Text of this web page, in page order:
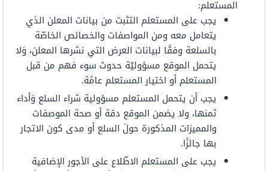
المستعلم:
يجب على المستعلم التثبت من بيانات المعلن الذي
يتعامل معه ومن المواصفات والخصائص الخاصّة
بالسلعة وفقًا لبيانات العرض التي نشرها المعلن، وَلا
يتحمل الموقع مسؤوليّة حدوث سوء فهم من قبل
المستعلم أو اختيار المستعلم عامًة.
يجب أن يتحمل المستعلم مسؤولية شراء السلع وَأداء
ثمنها، ولا يضمن الموقع دقة أو صحة الموصفات
والمميزات المذكورة حولَ السلع أو مدى كون الاتجار
بها جائزًا.
يجب على المستعلم الاطّلاع على الأجور الإضافية